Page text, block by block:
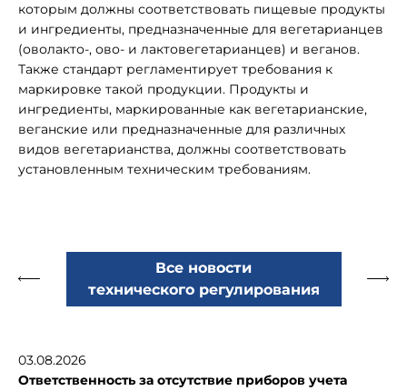
которым должны соответствовать пищевые продукты
и ингредиенты, предназначенные для вегетарианцев
(оволакто-, ово- и лактовегетарианцев) и веганов.
Также стандарт регламентирует требования к
маркировке такой продукции. Продукты и
ингредиенты, маркированные как вегетарианские,
веганские или предназначенные для различных
видов вегетарианства, должны соответствовать
установленным техническим требованиям.
Все новости
технического регулирования
03.08.2026
Ответственность за отсутствие приборов учета